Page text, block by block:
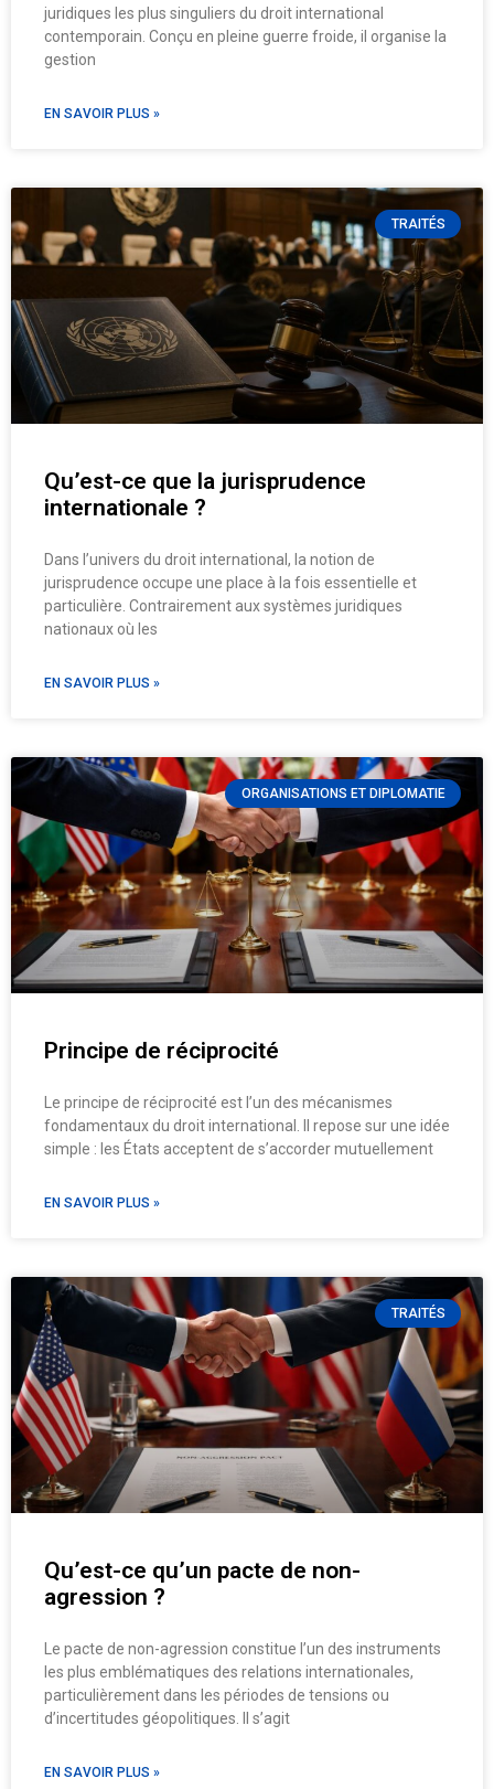
juridiques les plus singuliers du droit international
contemporain. Conçu en pleine guerre froide, il organise la
gestion
EN SAVOIR PLUS »
TRAITÉS
Qu’est-ce que la jurisprudence
internationale ?
Dans l’univers du droit international, la notion de
jurisprudence occupe une place à la fois essentielle et
particulière. Contrairement aux systèmes juridiques
nationaux où les
EN SAVOIR PLUS »
ORGANISATIONS ET DIPLOMATIE
Principe de réciprocité
Le principe de réciprocité est l’un des mécanismes
fondamentaux du droit international. Il repose sur une idée
simple : les États acceptent de s’accorder mutuellement
EN SAVOIR PLUS »
TRAITÉS
Qu’est-ce qu’un pacte de non-
agression ?
Le pacte de non-agression constitue l’un des instruments
les plus emblématiques des relations internationales,
particulièrement dans les périodes de tensions ou
d’incertitudes géopolitiques. Il s’agit
EN SAVOIR PLUS »